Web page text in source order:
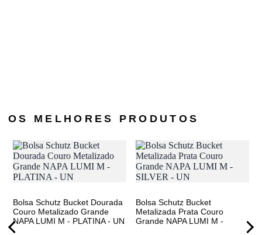
OS MELHORES PRODUTOS
Bolsa Schutz Bucket Dourada
Couro Metalizado Grande
NAPA LUMI M - PLATINA - UN
Bolsa Schutz Bucket
Metalizada Prata Couro
Grande NAPA LUMI M -